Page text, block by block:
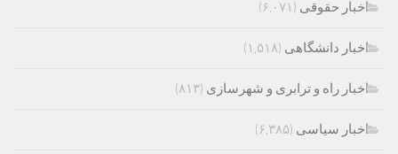
اخبار حقوقی (۶,۰۷۱)
اخبار دانشگاهی (۱,۵۱۸)
اخبار راه و ترابری و شهرسازی (۸۱۳)
اخبار سیاسی (۶,۳۸۵)